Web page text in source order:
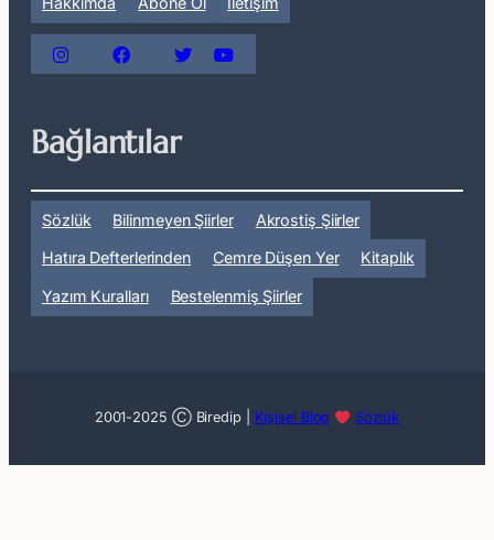
Bağlantılar
Sözlük Bilinmeyen Şiirler Akrostiş Şiirler
Hatıra Defterlerinden Cemre Düşen Yer Kitaplık
Yazım Kuralları Bestelenmiş Şiirler
2001-2025 Ⓒ Biredip | Kişisel Blog Sözlük